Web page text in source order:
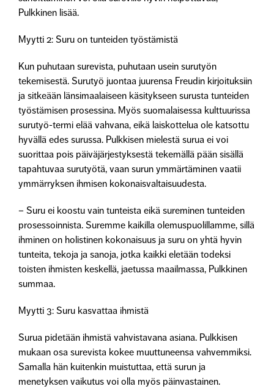
Pulkkinen lisää.
Myytti 2: Suru on tunteiden työstämistä
Kun puhutaan surevista, puhutaan usein surutyön
tekemisestä. Surutyö juontaa juurensa Freudin kirjoituksiin
ja sitkeään länsimaalaiseen käsitykseen surusta tunteiden
työstämisen prosessina. Myös suomalaisessa kulttuurissa
surutyö-termi elää vahvana, eikä laiskottelua ole katsottu
hyvällä edes surussa. Pulkkisen mielestä surua ei voi
suorittaa pois päiväjärjestyksestä tekemällä pään sisällä
tapahtuvaa surutyötä, vaan surun ymmärtäminen vaatii
ymmärryksen ihmisen kokonaisvaltaisuudesta.
– Suru ei koostu vain tunteista eikä sureminen tunteiden
prosessoinnista. Suremme kaikilla olemuspuolillamme, sillä
ihminen on holistinen kokonaisuus ja suru on yhtä hyvin
tunteita, tekoja ja sanoja, jotka kaikki eletään todeksi
toisten ihmisten keskellä, jaetussa maailmassa, Pulkkinen
summaa.
Myytti 3: Suru kasvattaa ihmistä
Surua pidetään ihmistä vahvistavana asiana. Pulkkisen
mukaan osa surevista kokee muuttuneensa vahvemmiksi.
Samalla hän kuitenkin muistuttaa, että surun ja
menetyksen vaikutus voi olla myös päinvastainen.